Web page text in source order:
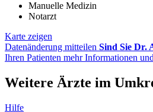
Manuelle Medizin
Notarzt
Karte zeigen
Datenänderung mitteilen Sind Sie Dr.
Ihren Patienten mehr Informationen
Weitere Ärzte im
Hilfe